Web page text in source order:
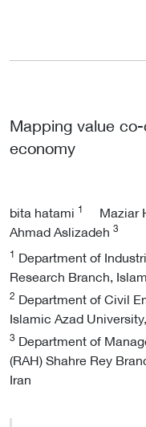
Mapping value
economy
bita hatami 1 Maziar
Ahmad Aslizadeh 3
1 Department of
Research Branch,
2 Department of Civil
Islamic Azad
3 Department of
(RAH) Shahre Rey
Iran